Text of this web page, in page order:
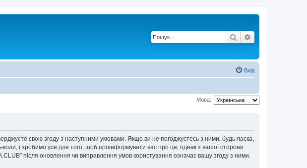
Пошук
Вхід
Мова:
свою згоду з наступними умовами. Якщо ви не погоджуєтесь з ними, будь ласка,
і зробимо усе для того, щоб проінформувати вас про це, однак з вашої сторони
після оновлення чи виправлення умов користування означає вашу згоду з ними.